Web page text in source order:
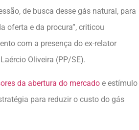
de busca desse gás natural, para
oferta e da procura”, criticou
com a presença do ex-relator
Oliveira (PP/SE).
da abertura do mercado e estímulo
para reduzir o custo do gás